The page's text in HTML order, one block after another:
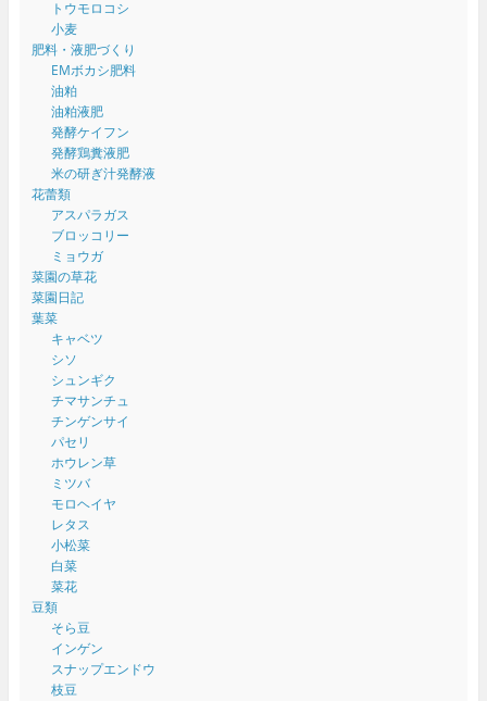
トウモロコシ
小麦
肥料・液肥づくり
EMボカシ肥料
油粕
油粕液肥
発酵ケイフン
発酵鶏糞液肥
米の研ぎ汁発酵液
花蕾類
アスパラガス
ブロッコリー
ミョウガ
菜園の草花
菜園日記
葉菜
キャベツ
シソ
シュンギク
チマサンチュ
チンゲンサイ
パセリ
ホウレン草
ミツバ
モロヘイヤ
レタス
小松菜
白菜
菜花
豆類
そら豆
インゲン
スナップエンドウ
枝豆